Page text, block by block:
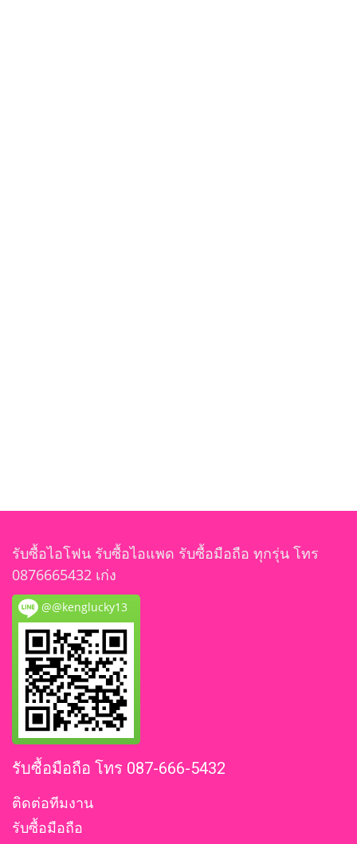
รับซื้อไอโฟน รับซื้อไอแพด รับซื้อมือถือ ทุกรุ่น โทร
0876665432 เก่ง
@@kenglucky13
รับซื้อมือถือ โทร 087-666-5432
ติดต่อทีมงาน
รับซื้อมือถือ